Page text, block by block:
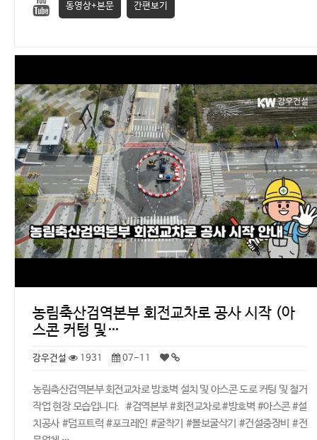
동영상+본문 간편보기
농림축산검역본부 회전교차로 공사 시작 (아
스콘 커텅 및…
강우건설 1931 07-11
농림축산검역본부 회전교차로 방호벽 설치 및 아스콘 도로 커팅 및 철거
작업 현장 모습입니다. #검역본부 #회전교차로 #방호벽 #아스콘 #설
치공사 #덤프트럭 #포크레인 #굴착기 #볼보굴삭기 #건설중장비 #전